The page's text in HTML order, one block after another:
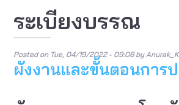
ระเบียงบรรณ
Posted on Tue, 04/19/2022 - 09:06by
ผังงานและขั้นตอนการ